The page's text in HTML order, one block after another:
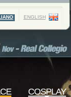
ENGLISH
COSPLAY